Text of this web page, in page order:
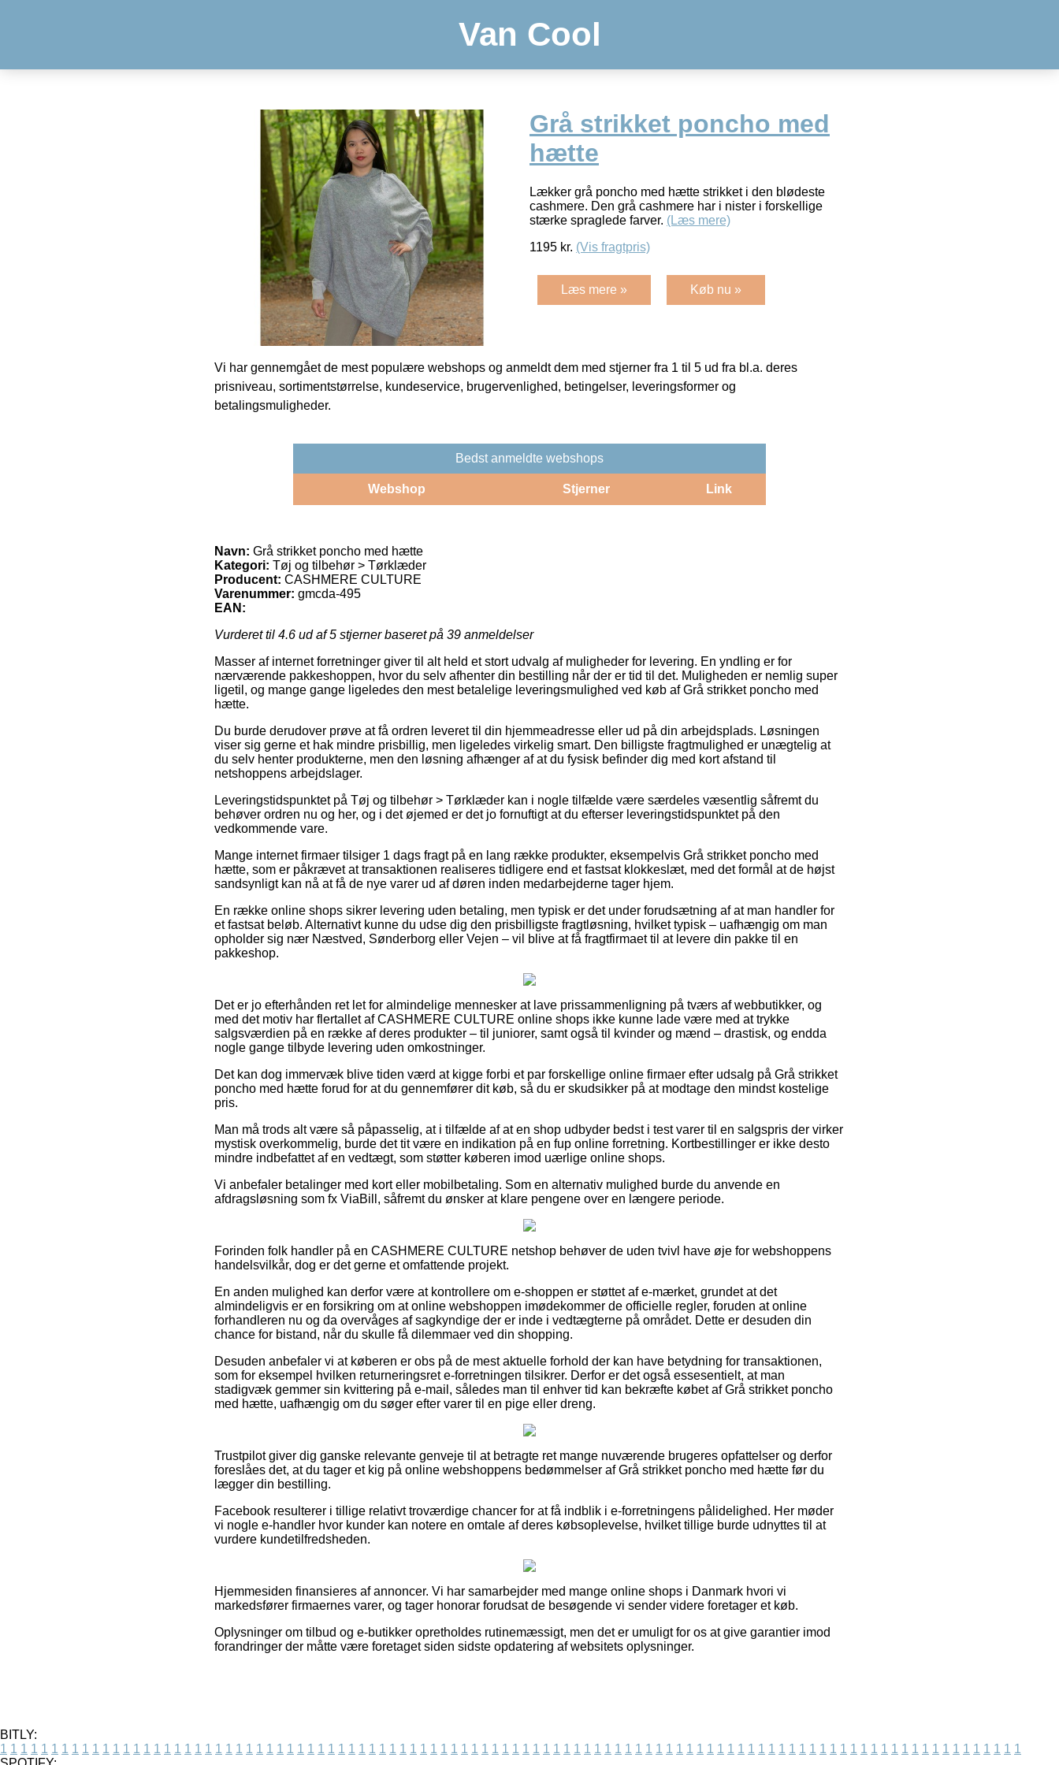
Van Cool
Grå strikket poncho med
hætte
Lækker grå poncho med hætte strikket i den blødeste
cashmere. Den grå cashmere har i nister i forskellige
stærke spraglede farver. (Læs mere)
1195 kr. (Vis fragtpris)
Læs mere » Køb nu »
Vi har gennemgået de mest populære webshops og anmeldt dem med stjerner fra 1 til 5 ud fra bl.a. deres
prisniveau, sortimentstørrelse, kundeservice, brugervenlighed, betingelser, leveringsformer og
betalingsmuligheder.
Bedst anmeldte webshops
Webshop Stjerner Link
Navn: Grå strikket poncho med hætte
Kategori: Tøj og tilbehør > Tørklæder
Producent: CASHMERE CULTURE
Varenummer: gmcda-495
EAN:
Vurderet til 4.6 ud af 5 stjerner baseret på 39 anmeldelser
Masser af internet forretninger giver til alt held et stort udvalg af muligheder for levering. En yndling er for
nærværende pakkeshoppen, hvor du selv afhenter din bestilling når der er tid til det. Muligheden er nemlig super
ligetil, og mange gange ligeledes den mest betalelige leveringsmulighed ved køb af Grå strikket poncho med
hætte.
Du burde derudover prøve at få ordren leveret til din hjemmeadresse eller ud på din arbejdsplads. Løsningen
viser sig gerne et hak mindre prisbillig, men ligeledes virkelig smart. Den billigste fragtmulighed er unægtelig at
du selv henter produkterne, men den løsning afhænger af at du fysisk befinder dig med kort afstand til
netshoppens arbejdslager.
Leveringstidspunktet på Tøj og tilbehør > Tørklæder kan i nogle tilfælde være særdeles væsentlig såfremt du
behøver ordren nu og her, og i det øjemed er det jo fornuftigt at du efterser leveringstidspunktet på den
vedkommende vare.
Mange internet firmaer tilsiger 1 dags fragt på en lang række produkter, eksempelvis Grå strikket poncho med
hætte, som er påkrævet at transaktionen realiseres tidligere end et fastsat klokkeslæt, med det formål at de højst
sandsynligt kan nå at få de nye varer ud af døren inden medarbejderne tager hjem.
En række online shops sikrer levering uden betaling, men typisk er det under forudsætning af at man handler for
et fastsat beløb. Alternativt kunne du udse dig den prisbilligste fragtløsning, hvilket typisk – uafhængig om man
opholder sig nær Næstved, Sønderborg eller Vejen – vil blive at få fragtfirmaet til at levere din pakke til en
pakkeshop.
Det er jo efterhånden ret let for almindelige mennesker at lave prissammenligning på tværs af webbutikker, og
med det motiv har flertallet af CASHMERE CULTURE online shops ikke kunne lade være med at trykke
salgsværdien på en række af deres produkter – til juniorer, samt også til kvinder og mænd – drastisk, og endda
nogle gange tilbyde levering uden omkostninger.
Det kan dog immervæk blive tiden værd at kigge forbi et par forskellige online firmaer efter udsalg på Grå strikket
poncho med hætte forud for at du gennemfører dit køb, så du er skudsikker på at modtage den mindst kostelige
pris.
Man må trods alt være så påpasselig, at i tilfælde af at en shop udbyder bedst i test varer til en salgspris der virker
mystisk overkommelig, burde det tit være en indikation på en fup online forretning. Kortbestillinger er ikke desto
mindre indbefattet af en vedtægt, som støtter køberen imod uærlige online shops.
Vi anbefaler betalinger med kort eller mobilbetaling. Som en alternativ mulighed burde du anvende en
afdragsløsning som fx ViaBill, såfremt du ønsker at klare pengene over en længere periode.
Forinden folk handler på en CASHMERE CULTURE netshop behøver de uden tvivl have øje for webshoppens
handelsvilkår, dog er det gerne et omfattende projekt.
En anden mulighed kan derfor være at kontrollere om e-shoppen er støttet af e-mærket, grundet at det
almindeligvis er en forsikring om at online webshoppen imødekommer de officielle regler, foruden at online
forhandleren nu og da overvåges af sagkyndige der er inde i vedtægterne på området. Dette er desuden din
chance for bistand, når du skulle få dilemmaer ved din shopping.
Desuden anbefaler vi at køberen er obs på de mest aktuelle forhold der kan have betydning for transaktionen,
som for eksempel hvilken returneringsret e-forretningen tilsikrer. Derfor er det også essesentielt, at man
stadigvæk gemmer sin kvittering på e-mail, således man til enhver tid kan bekræfte købet af Grå strikket poncho
med hætte, uafhængig om du søger efter varer til en pige eller dreng.
Trustpilot giver dig ganske relevante genveje til at betragte ret mange nuværende brugeres opfattelser og derfor
foreslåes det, at du tager et kig på online webshoppens bedømmelser af Grå strikket poncho med hætte før du
lægger din bestilling.
Facebook resulterer i tillige relativt troværdige chancer for at få indblik i e-forretningens pålidelighed. Her møder
vi nogle e-handler hvor kunder kan notere en omtale af deres købsoplevelse, hvilket tillige burde udnyttes til at
vurdere kundetilfredsheden.
Hjemmesiden finansieres af annoncer. Vi har samarbejder med mange online shops i Danmark hvori vi
markedsfører firmaernes varer, og tager honorar forudsat de besøgende vi sender videre foretager et køb.
Oplysninger om tilbud og e-butikker opretholdes rutinemæssigt, men det er umuligt for os at give garantier imod
forandringer der måtte være foretaget siden sidste opdatering af websitets oplysninger.
BITLY:
1 1 1 1 1 1 1 1 1 1 1 1 1 1 1 1 1 1 1 1 1 1 1 1 1 1 1 1 1 1 1 1 1 1 1 1 1 1 1 1 1 1 1 1 1 1 1 1 1 1 1 1 1 1 1 1 1 1 1 1 1 1 1 1 1 1 1 1 1 1 1 1 1 1 1 1 1 1 1 1 1 1 1 1 1 1 1 1 1 1 1 1 1 1 1 1 1 1 1 1